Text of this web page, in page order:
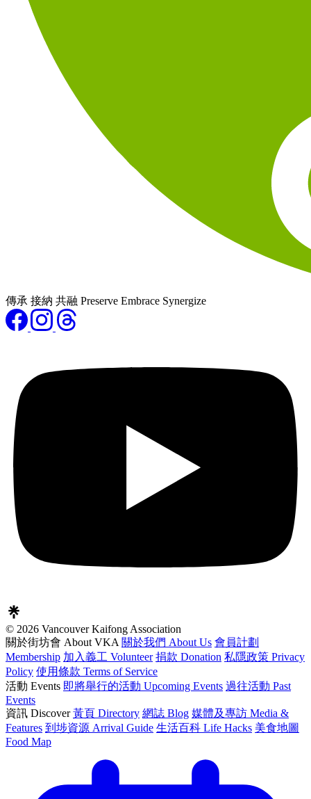
傳承 接納 共融 Preserve Embrace Synergize
© 2026 Vancouver Kaifong Association
關於街坊會 About VKA 關於我們 About Us 會員計劃
Membership 加入義工 Volunteer 捐款 Donation 私隱政策 Privacy
Policy 使用條款 Terms of Service
活動 Events 即將舉行的活動 Upcoming Events 過往活動 Past
Events
資訊 Discover 黃頁 Directory 網誌 Blog 媒體及專訪 Media &
Features 到埗資源 Arrival Guide 生活百科 Life Hacks 美食地圖
Food Map